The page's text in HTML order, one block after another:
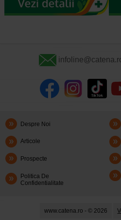
Despre Noi
Articole
Prospecte
Politica De
Confidentialitate
www.catena.ro - © 2026